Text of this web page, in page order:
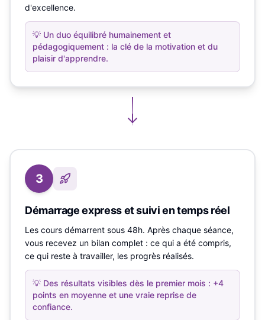
d'excellence.
💡 Un duo équilibré humainement et
pédagogiquement : la clé de la motivation et du
plaisir d'apprendre.
3
Démarrage express et suivi en temps réel
Les cours démarrent sous 48h. Après chaque séance,
vous recevez un bilan complet : ce qui a été compris,
ce qui reste à travailler, les progrès réalisés.
💡 Des résultats visibles dès le premier mois : +4
points en moyenne et une vraie reprise de
confiance.